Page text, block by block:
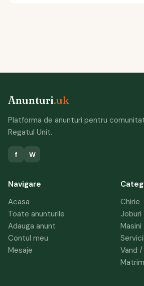
Anunturi.uk
Platforma de anunturi pentru
Regatul Unit.
f W
Navigare
Acasa
Toate anunturile
Adauga anunt
Contul meu
Mesaje
Chirie
Joburi
Masini
Servicii
Vand